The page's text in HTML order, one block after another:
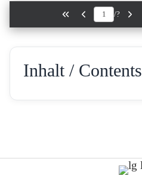
/?
Inhalt / Contents